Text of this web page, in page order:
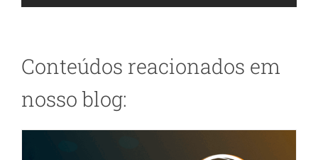
Conteúdos reacionados em
nosso blog:
Como Integrar SOC e NOC para
Segurança da Informação